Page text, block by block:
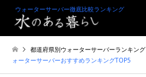
ウォーターサーバー徹底比較ランキング
都道府県別ウォーターサーバーランキング
ォーターサーバーおすすめランキングTOP5